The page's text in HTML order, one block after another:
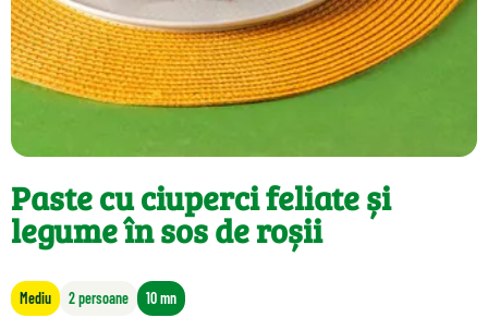
Paste cu ciuperci feliate și
legume în sos de roșii
Mediu 2 persoane 10 mn